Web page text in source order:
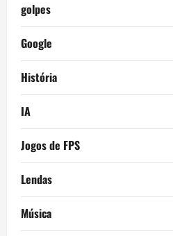
golpes
Google
História
IA
Jogos de FPS
Lendas
Música